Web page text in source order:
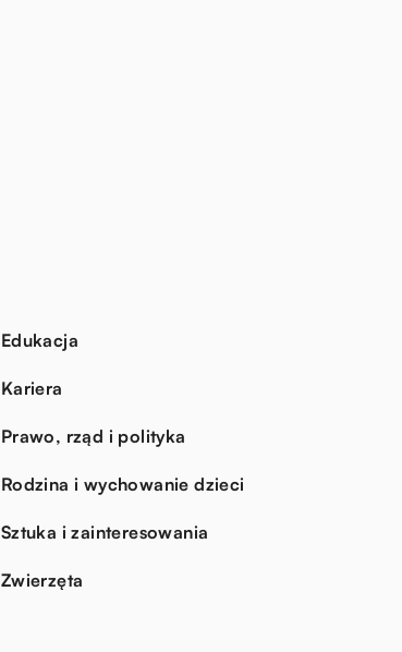
Edukacja
Kariera
Prawo, rząd i polityka
Rodzina i wychowanie dzieci
Sztuka i zainteresowania
Zwierzęta